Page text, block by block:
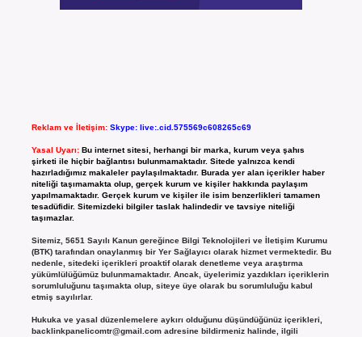
Reklam ve İletişim: Skype: live:.cid.575569c608265c69
Yasal Uyarı: Bu internet sitesi, herhangi bir marka, kurum veya şahıs
şirketi ile hiçbir bağlantısı bulunmamaktadır. Sitede yalnızca kendi
hazırladığımız makaleler paylaşılmaktadır. Burada yer alan içerikler haber
niteliği taşımamakta olup, gerçek kurum ve kişiler hakkında paylaşım
yapılmamaktadır. Gerçek kurum ve kişiler ile isim benzerlikleri tamamen
tesadüfidir. Sitemizdeki bilgiler taslak halindedir ve tavsiye niteliği
taşımazlar.
Sitemiz, 5651 Sayılı Kanun gereğince Bilgi Teknolojileri ve İletişim Kurumu
(BTK) tarafından onaylanmış bir Yer Sağlayıcı olarak hizmet vermektedir. Bu
nedenle, sitedeki içerikleri proaktif olarak denetleme veya araştırma
yükümlülüğümüz bulunmamaktadır. Ancak, üyelerimiz yazdıkları içeriklerin
sorumluluğunu taşımakta olup, siteye üye olarak bu sorumluluğu kabul
etmiş sayılırlar.
Hukuka ve yasal düzenlemelere aykırı olduğunu düşündüğünüz içerikleri,
backlinkpanelicomtr@gmail.comadresine bildirmeniz halinde, ilgili